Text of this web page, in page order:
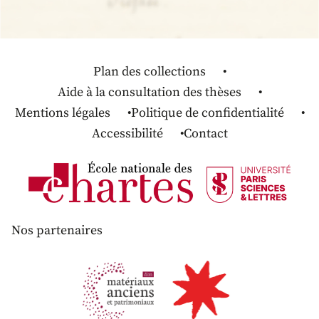
Plan des collections
Aide à la consultation des thèses
Mentions légales
Politique de confidentialité
Accessibilité
Contact
Nos partenaires